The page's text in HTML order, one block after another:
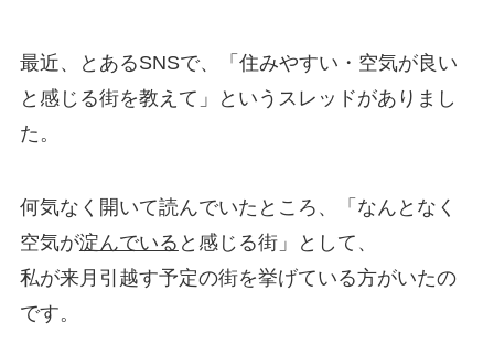
最近、とあるSNSで、「住みやすい・空気が良い
と感じる街を教えて」というスレッドがありまし
た。
何気なく開いて読んでいたところ、「なんとなく
空気が淀んでいる と感じる街」として、
私が来月引越す予定の街を挙げている方がいたの
です。